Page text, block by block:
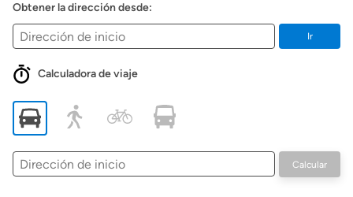
Obtener la dirección desde:
Ir
Calculadora de viaje
Dirección
de
Calcular